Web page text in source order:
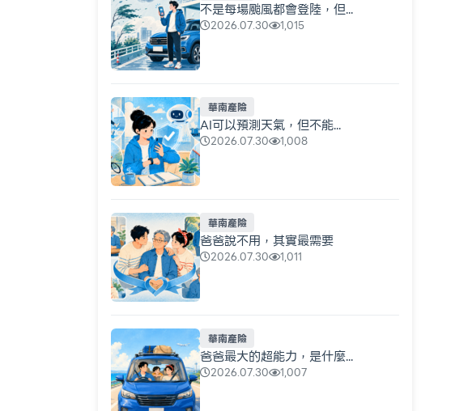
不是每場颱風都會登陸，但...
2026.07.30 1,015
華南產險
AI可以預測天氣，但不能...
2026.07.30 1,008
華南產險
爸爸說不用，其實最需要
2026.07.30 1,011
華南產險
爸爸最大的超能力，是什麼...
2026.07.30 1,007